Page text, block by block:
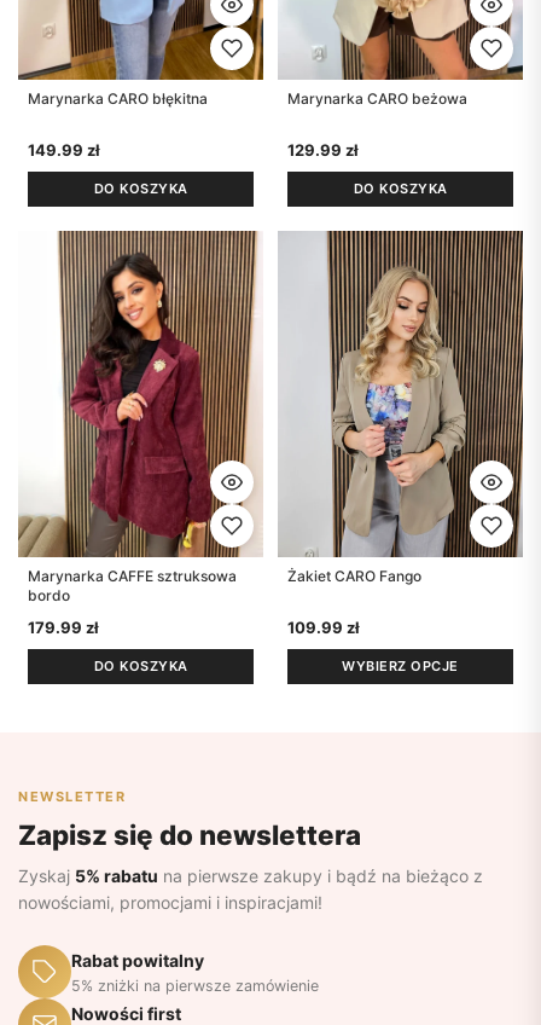
Marynarka CARO błękitna
149.99 zł
DO KOSZYKA
Marynarka CARO beżowa
129.99 zł
DO KOSZYKA
Marynarka CAFFE sztruksowa
bordo
179.99 zł
DO KOSZYKA
Żakiet CARO Fango
109.99 zł
WYBIERZ OPCJE
NEWSLETTER
Zapisz się do newslettera
Zyskaj 5% rabatu na pierwsze zakupy i bądź na bieżąco z
nowościami, promocjami i inspiracjami!
Rabat powitalny
5% zniżki na pierwsze zamówienie
Nowości first